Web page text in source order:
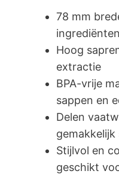
78 mm
Hoog
extractie
BPA-vrije
sappen en
Delen
Stijlvol en
geschikt